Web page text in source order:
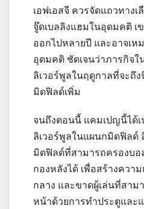
เอฟเอสจี ควรจัดแถวทาง
จู๊ดเบลลิงแฮมในอุดมคติ เ
ออกไปหลายปี และอาจเห
อุดมคติ ชัดเจนว่าภารกิจใ
ลิเวอร์พูลในฤดูกาลที่จะถึ
มิดฟิลด์เพิ่ม
จนถึงตอนนี้ แคมเปญนี้ได้
ลิเวอร์พูลในแผนกมิดฟิลด์
มิดฟิลด์ที่สามารถครองบอ
กองหลังได้ เพื่อสร้างควา
กลาง และขาดผู้เล่นที่สาม
หน้าด้วยการทำประตูและ